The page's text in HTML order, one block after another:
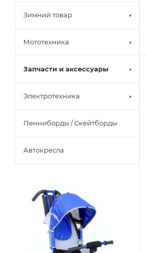
Зимний товар
Мототехника
Запчасти и аксессуары
Электротехника
Пенниборды / Скейтборды
Автокресла